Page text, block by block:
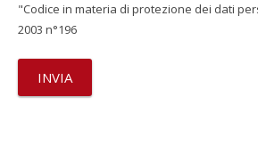
"Codice in materia di protezione dei dati
2003 n°196